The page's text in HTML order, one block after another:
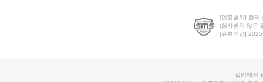
[인증범위] 컬리
(심사받지 않은
[유효기간]
컬리에서